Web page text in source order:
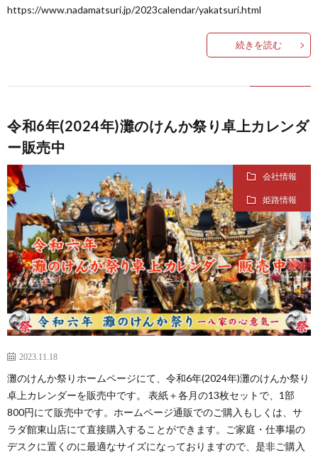
https://www.nadamatsuri.jp/2023calendar/yakatsuri.html
続きを読む
令和6年(2024年)灘のけんか祭り卓上カレンダ
ー販売中
会社情報
姫路情報
2023.11.18
灘のけんか祭りホームページにて、令和6年(2024年)灘のけんか祭り
卓上カレンダーを販売中です。 表紙＋各月の13枚セットで、1部
800円にて販売中です。ホームページ通販でのご購入もしくは、サ
ラダ館東山店にて直接購入することができます。ご家庭・仕事場の
デスクに置くのに最適なサイズになっておりますので、是非ご購入